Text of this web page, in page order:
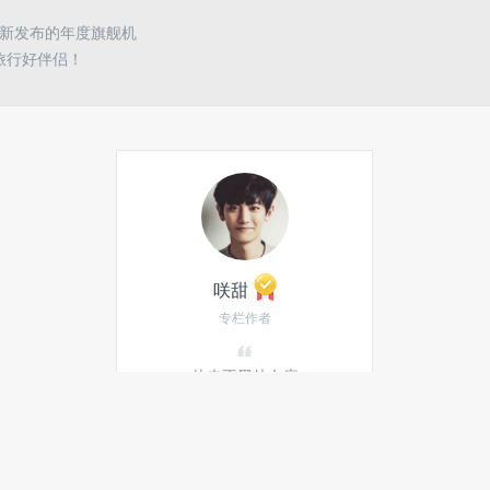
发布的年度旗舰机
好伴侣！
咲甜
专栏作者
从来不黑处女座